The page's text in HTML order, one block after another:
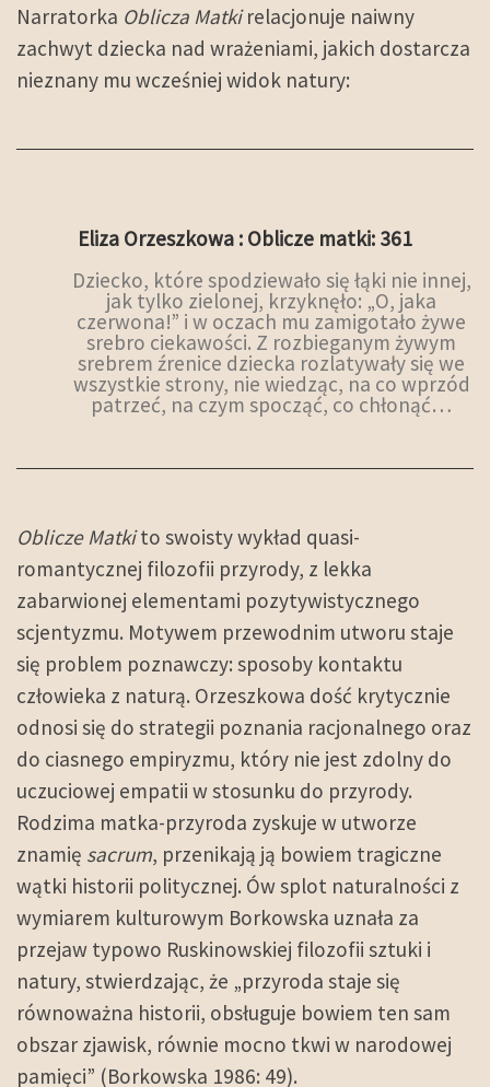
Narratorka Oblicza Matkirelacjonuje naiwny
zachwyt dziecka nad wrażeniami, jakich dostarcza
nieznany mu wcześniej widok natury:
Eliza Orzeszkowa : Oblicze matki: 361
Dziecko, które spodziewało się łąki nie innej,
jak tylko zielonej, krzyknęło: „O, jaka
czerwona!” i w oczach mu zamigotało żywe
srebro ciekawości. Z rozbieganym żywym
srebrem źrenice dziecka rozlatywały się we
wszystkie strony, nie wiedząc, na co wprzód
patrzeć, na czym spocząć, co chłonąć…
Oblicze Matkito swoisty wykład quasi-
romantycznej filozofii przyrody, z lekka
zabarwionej elementami pozytywistycznego
scjentyzmu. Motywem przewodnim utworu staje
się problem poznawczy: sposoby kontaktu
człowieka z naturą. Orzeszkowa dość krytycznie
odnosi się do strategii poznania racjonalnego oraz
do ciasnego empiryzmu, który nie jest zdolny do
uczuciowej empatii w stosunku do przyrody.
Rodzima matka-przyroda zyskuje w utworze
znamię sacrum, przenikają ją bowiem tragiczne
wątki historii politycznej. Ów splot naturalności z
wymiarem kulturowym Borkowska uznała za
przejaw typowo Ruskinowskiej filozofii sztuki i
natury, stwierdzając, że „przyroda staje się
równoważna historii, obsługuje bowiem ten sam
obszar zjawisk, równie mocno tkwi w narodowej
pamięci” (Borkowska 1986: 49).